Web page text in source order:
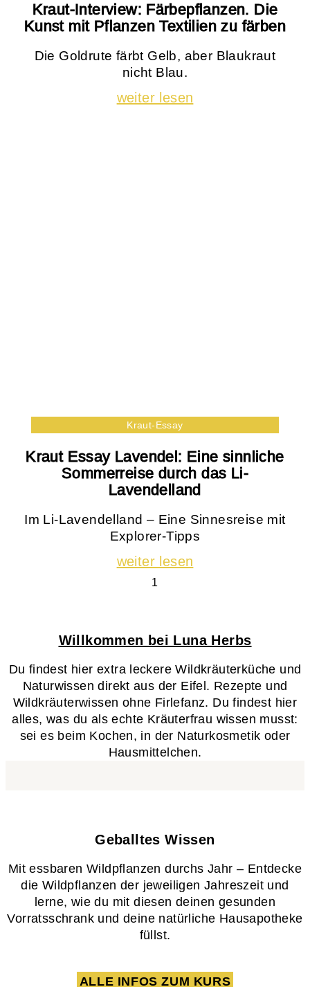
Kraut-Interview: Färbepflanzen. Die
Kunst mit Pflanzen Textilien zu färben
Die Goldrute färbt Gelb, aber Blaukraut
nicht Blau.
weiter lesen
Kraut-Essay
Kraut Essay Lavendel: Eine sinnliche
Sommerreise durch das Li-
Lavendelland
Im Li-Lavendelland – Eine Sinnesreise mit
Explorer-Tipps
weiter lesen
Willkommen bei Luna Herbs
Du findest hier extra leckere Wildkräuterküche und
Naturwissen direkt aus der Eifel. Rezepte und
Wildkräuterwissen ohne Firlefanz. Du findest hier
alles, was du als echte Kräuterfrau wissen musst:
sei es beim Kochen, in der Naturkosmetik oder
Hausmittelchen.
Geballtes Wissen​
Mit essbaren Wildpflanzen durchs Jahr – Entdecke
die Wildpflanzen der jeweiligen Jahreszeit und
lerne, wie du mit diesen deinen gesunden
Vorratsschrank und deine natürliche Hausapotheke
füllst.
ALLE INFOS ZUM KURS